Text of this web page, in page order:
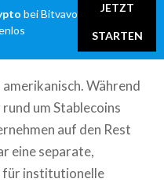
bei Bitvavo
JETZT
STARTEN
Während
um Stablecoins
auf den Rest
eine separate,
für institutionelle